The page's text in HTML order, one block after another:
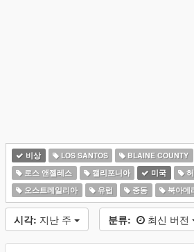
비상 LOS SANTOS BLAINE COUNTY
로스 앤젤레스
캘리포니아 미국
오스트레일리아
유럽 중동 북아메
시각: 지난 주 분류: 최신 버전